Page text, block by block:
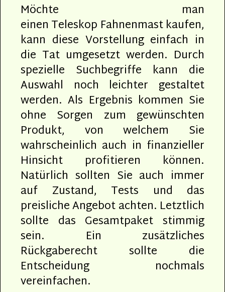
Möchte man
einen Teleskop Fahnenmast kaufen,
kann diese Vorstellung einfach in
die Tat umgesetzt werden. Durch
spezielle Suchbegriffe kann die
Auswahl noch leichter gestaltet
werden. Als Ergebnis kommen Sie
ohne Sorgen zum gewünschten
Produkt, von welchem Sie
wahrscheinlich auch in finanzieller
Hinsicht profitieren können.
Natürlich sollten Sie auch immer
auf Zustand, Tests und das
preisliche Angebot achten. Letztlich
sollte das Gesamtpaket stimmig
sein. Ein zusätzliches
Rückgaberecht sollte die
Entscheidung nochmals
vereinfachen.